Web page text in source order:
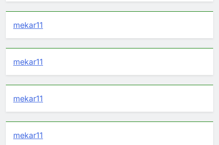
mekar11
mekar11
mekar11
mekar11